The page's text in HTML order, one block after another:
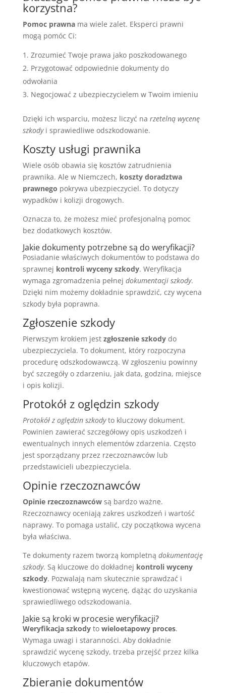
korzystna?
Pomoc prawnama wiele zalet. Eksperci prawni
mogą pomóc Ci:
Zrozumieć Twoje prawa jako poszkodowanego
Przygotować odpowiednie dokumenty do
odwołania
Negocjować z ubezpieczycielem w Twoim imieniu
Dzięki ich wsparciu, możesz liczyć na rzetelną wycenę
szkodyi sprawiedliwe odszkodowanie.
Koszty usługi prawnika
Wiele osób obawia się kosztów zatrudnienia
prawnika. Ale w Niemczech, koszty doradztwa
prawnego pokrywa ubezpieczyciel. To dotyczy
wypadków i kolizji drogowych.
Oznacza to, że możesz mieć profesjonalną pomoc
bez dodatkowych kosztów.
Jakie dokumenty potrzebne są do weryfikacji?
Posiadanie właściwych dokumentów to podstawa do
sprawnej kontroli wyceny szkody. Weryfikacja
wymaga zgromadzenia pełnej dokumentacji szkody.
Dzięki nim możemy dokładnie sprawdzić, czy wycena
szkody była poprawna.
Zgłoszenie szkody
Pierwszym krokiem jest zgłoszenie szkodydo
ubezpieczyciela. To dokument, który rozpoczyna
procedurę odszkodowawczą. W zgłoszeniu powinny
być szczegóły o zdarzeniu, jak data, godzina, miejsce
i opis kolizji.
Protokół z oględzin szkody
Protokół z oględzin szkodyto kluczowy dokument.
Powinien zawierać szczegółowy opis uszkodzeń i
ewentualnych innych elementów zdarzenia. Często
jest sporządzany przez rzeczoznawców lub
przedstawicieli ubezpieczyciela.
Opinie rzeczoznawców
Opinie rzeczoznawcówsą bardzo ważne.
Rzeczoznawcy oceniają zakres uszkodzeń i wartość
naprawy. To pomaga ustalić, czy początkowa wycena
była właściwa.
Te dokumenty razem tworzą kompletną dokumentację
szkody. Są kluczowe do dokładnej kontroli wyceny
szkody. Pozwalają nam skutecznie sprawdzać i
kwestionować wstępną wycenę, dążąc do uzyskania
sprawiedliwego odszkodowania.
Jakie są kroki w procesie weryfikacji?
Weryfikacja szkodyto wieloetapowy proces.
Wymaga uwagi i staranności. Aby dokładnie
sprawdzić wycenę szkody, trzeba przejść przez kilka
kluczowych etapów.
Zbieranie dokumentów